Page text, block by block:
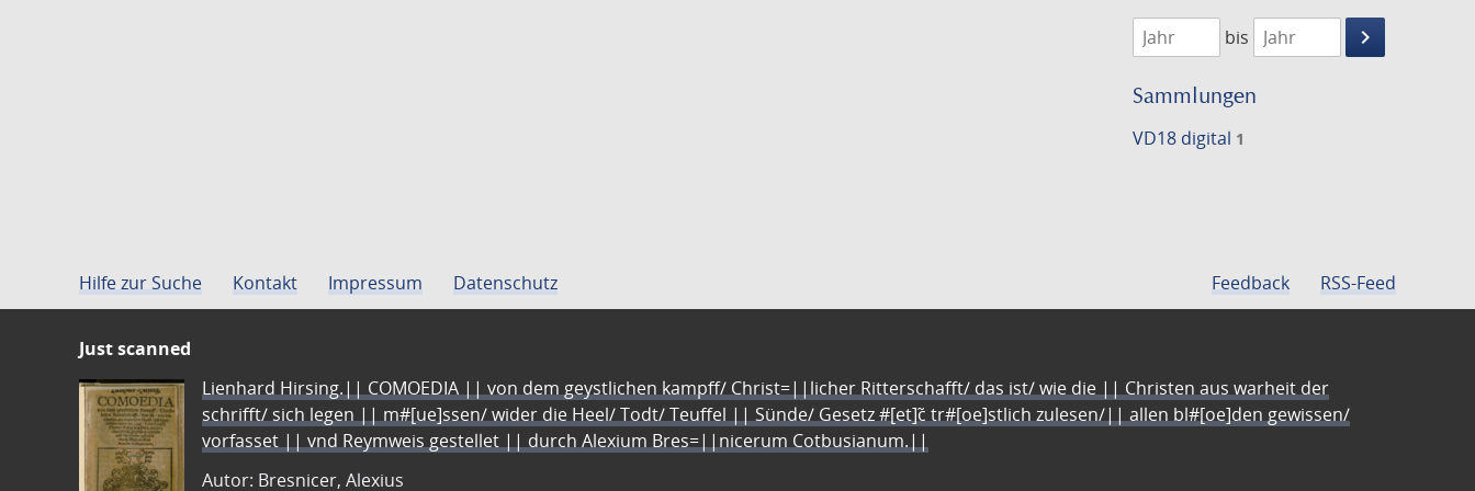
1730
1731
bis
keyboard_arrow_right
Suche
Sammlungen
VD18 digital 1
Hilfe zur Suche Kontakt Impressum Datenschutz Feedback RSS-Feed
Just scanned
Lienhard Hirsing.|| COMOEDIA || von dem geystlichen kampff/ Christ=||licher Ritterschafft/ das ist/ wie die || Christen aus warheit der
schrifft/ sich legen || m#[ue]ssen/ wider die Heel/ Todt/ Teuffel || Sünde/ Gesetz #[et]c̃ tr#[oe]stlich zulesen/|| allen bl#[oe]den gewissen/
vorfasset || vnd Reymweis gestellet || durch Alexium Bres=||nicerum Cotbusianum.||
Autor: Bresnicer, Alexius